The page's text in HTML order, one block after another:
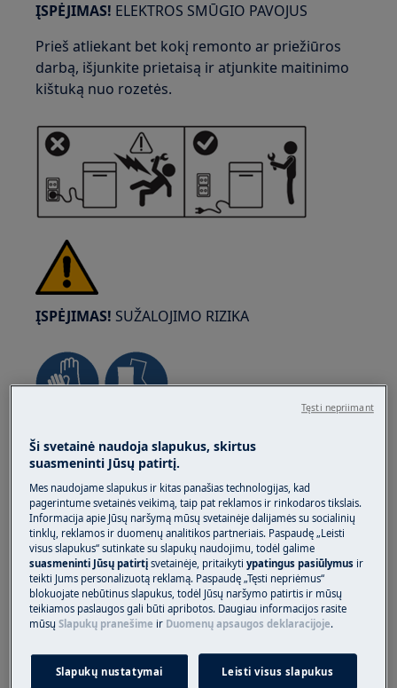
ĮSPĖJIMAS! ELEKTROS SMŪGIO PAVOJUS
Prieš atliekant bet kokį remonto ar priežiūros
darbą, išjunkite prietaisą ir atjunkite maitinimo
kištuką nuo rozetės.
ĮSPĖJIMAS! SUŽALOJIMO RIZIKA
techniką. Sunkios buitinės technikos atveju
saugiausia, kad ją perkeltų du asmenys. Visada
naudokite apsaugines pirštines ir apsauginius
batus. Dėvėkite apsaugines pirštines visada, kad
apsisaugotumėte nuo įpjovimų dėl aštrių
kraštų.
ĮSPĖJIMAS!AKIES SUŽALOJIMO RIZIKA
Ši svetainė naudoja slapukus, skirtus
suasmeninti Jūsų patirtį.
Mes naudojame slapukus ir kitas panašias technologijas, kad
pagerintume svetainės veikimą, taip pat reklamos ir rinkodaros tikslais.
Informacija apie Jūsų naršymą mūsų svetainėje dalijamės su socialinių
tinklų, reklamos ir duomenų analitikos partneriais. Paspaudę „Leisti
visus slapukus“ sutinkate su slapukų naudojimu, todėl galime
suasmeninti Jūsų patirtįsvetainėje, pritaikytiypatingus pasiūlymus ir
teikti Jums personalizuotą reklamą. Paspaudę „Tęsti nepriėmus“
blokuojate nebūtinus slapukus, todėl Jūsų naršymo patirtis ir mūsų
teikiamos paslaugos gali būti apribotos. Daugiau informacijos rasite
mūsųSlapukų pranešime ir Duomenų apsaugos deklaracijoje.
Slapukų nustatymai Leisti visus slapukus
Tęsti nepriimant